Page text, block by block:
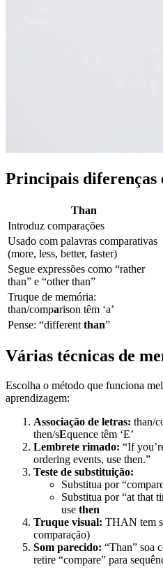
Principais diferenças
Than
Introduz comparações
Usado com palavras comparativas
(more, less, better, faster)
Segue expressões como “rather
than” e “other than”
Truque de memória:
than/comparison têm ‘a’
Pense: “different than”
Várias técnicas de
Escolha o método que funciona
aprendizagem:
Associação de letras: than/
then/sEquence têm ‘E’
Lembrete rimado: “If
ordering events, use then.”
Teste de substituição:
Substitua por
Substitua por “at that
use then
Truque visual: THAN tem
comparação)
Som parecido: “Than” soa
retire “compare” para